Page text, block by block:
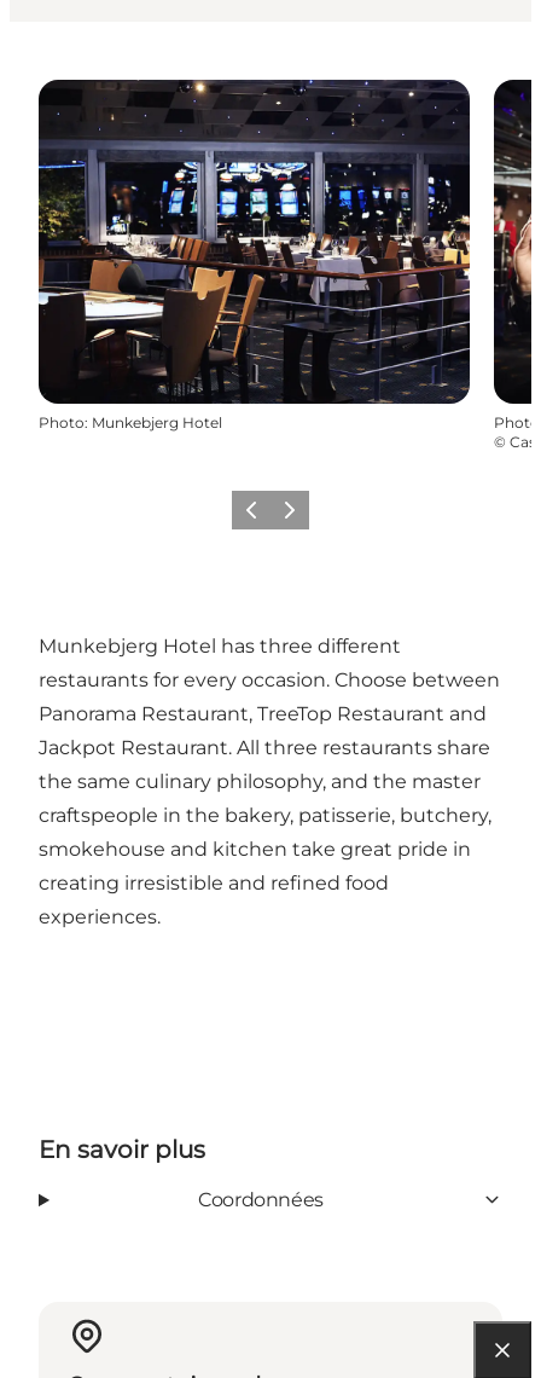
Photo: Munkebjerg Hotel Photo
©
PrécédentSuivant
Munkebjerg Hotel has three different
restaurants for every occasion. Choose between
Panorama Restaurant, TreeTop Restaurant and
Jackpot Restaurant. All three restaurants share
the same culinary philosophy, and the master
craftspeople in the bakery, patisserie, butchery,
smokehouse and kitchen take great pride in
creating irresistible and refined food
experiences.
En savoir plus
Coordonnées